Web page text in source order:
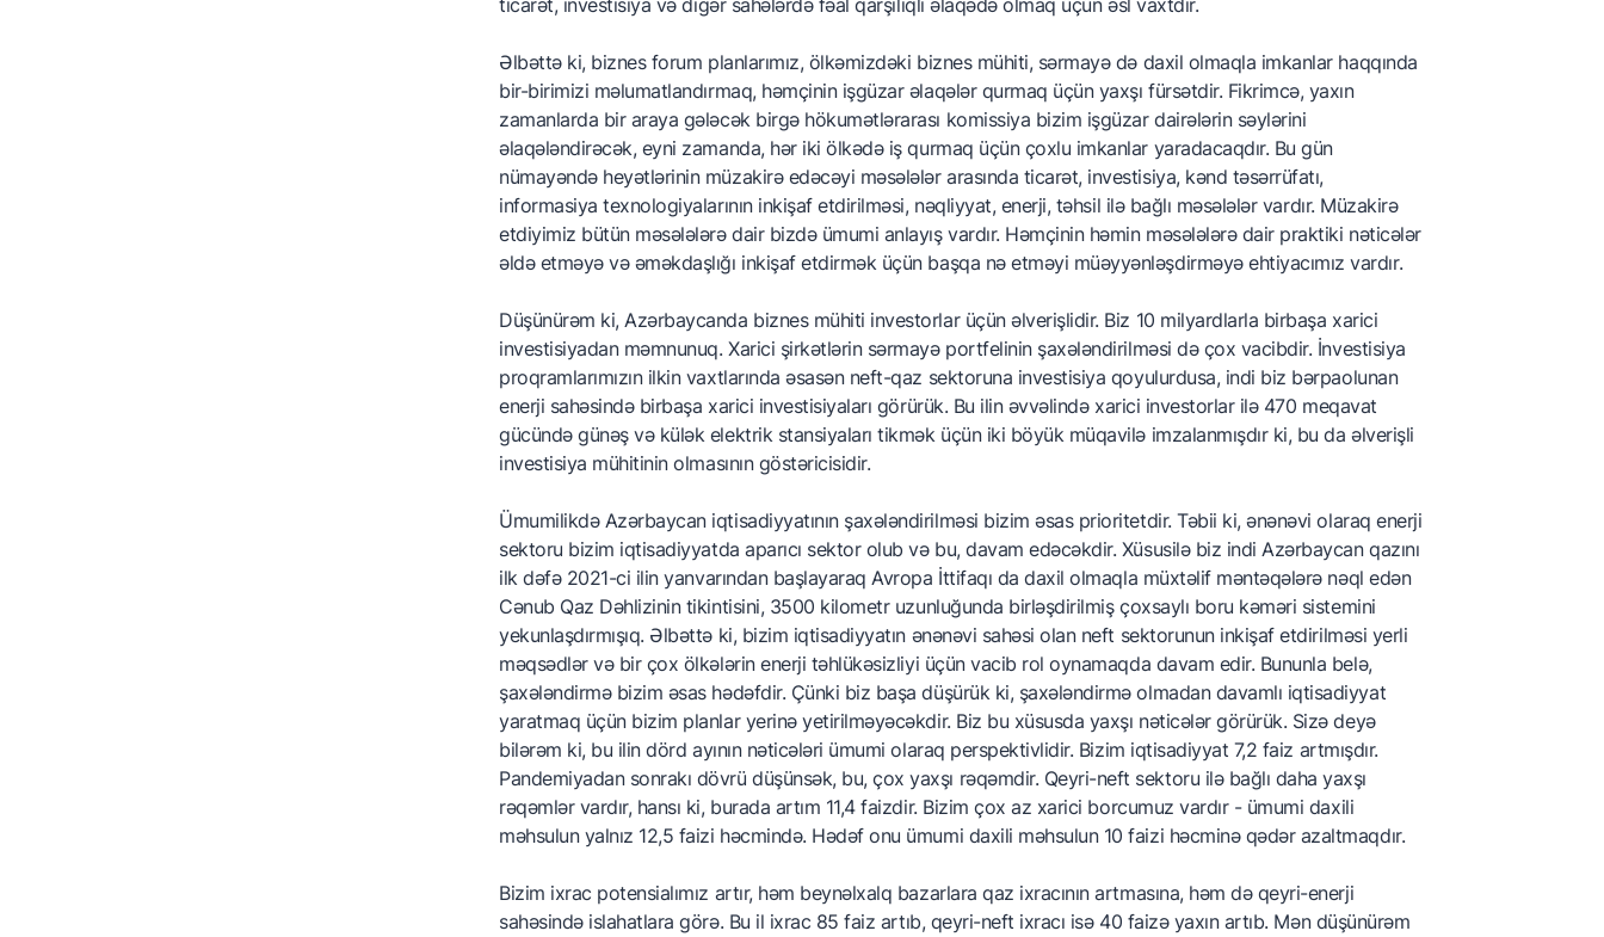
ticarət, investisiya və digər sahələrdə fəal qarşılıqlı əlaqədə olmaq üçün əsl vaxtdır.
Əlbəttə ki, biznes forum planlarımız, ölkəmizdəki biznes mühiti, sərmayə də daxil olmaqla imkanlar haqqında
bir-birimizi məlumatlandırmaq, həmçinin işgüzar əlaqələr qurmaq üçün yaxşı fürsətdir. Fikrimcə, yaxın
zamanlarda bir araya gələcək birgə hökumətlərarası komissiya bizim işgüzar dairələrin səylərini
əlaqələndirəcək, eyni zamanda, hər iki ölkədə iş qurmaq üçün çoxlu imkanlar yaradacaqdır. Bu gün
nümayəndə heyətlərinin müzakirə edəcəyi məsələlər arasında ticarət, investisiya, kənd təsərrüfatı,
informasiya texnologiyalarının inkişaf etdirilməsi, nəqliyyat, enerji, təhsil ilə bağlı məsələlər vardır. Müzakirə
etdiyimiz bütün məsələlərə dair bizdə ümumi anlayış vardır. Həmçinin həmin məsələlərə dair praktiki nəticələr
əldə etməyə və əməkdaşlığı inkişaf etdirmək üçün başqa nə etməyi müəyyənləşdirməyə ehtiyacımız vardır.
Düşünürəm ki, Azərbaycanda biznes mühiti investorlar üçün əlverişlidir. Biz 10 milyardlarla birbaşa xarici
investisiyadan məmnunuq. Xarici şirkətlərin sərmayə portfelinin şaxələndirilməsi də çox vacibdir. İnvestisiya
proqramlarımızın ilkin vaxtlarında əsasən neft-qaz sektoruna investisiya qoyulurdusa, indi biz bərpaolunan
enerji sahəsində birbaşa xarici investisiyaları görürük. Bu ilin əvvəlində xarici investorlar ilə 470 meqavat
gücündə günəş və külək elektrik stansiyaları tikmək üçün iki böyük müqavilə imzalanmışdır ki, bu da əlverişli
investisiya mühitinin olmasının göstəricisidir.
Ümumilikdə Azərbaycan iqtisadiyyatının şaxələndirilməsi bizim əsas prioritetdir. Təbii ki, ənənəvi olaraq enerji
sektoru bizim iqtisadiyyatda aparıcı sektor olub və bu, davam edəcəkdir. Xüsusilə biz indi Azərbaycan qazını
ilk dəfə 2021-ci ilin yanvarından başlayaraq Avropa İttifaqı da daxil olmaqla müxtəlif məntəqələrə nəql edən
Cənub Qaz Dəhlizinin tikintisini, 3500 kilometr uzunluğunda birləşdirilmiş çoxsaylı boru kəməri sistemini
yekunlaşdırmışıq. Əlbəttə ki, bizim iqtisadiyyatın ənənəvi sahəsi olan neft sektorunun inkişaf etdirilməsi yerli
məqsədlər və bir çox ölkələrin enerji təhlükəsizliyi üçün vacib rol oynamaqda davam edir. Bununla belə,
şaxələndirmə bizim əsas hədəfdir. Çünki biz başa düşürük ki, şaxələndirmə olmadan davamlı iqtisadiyyat
yaratmaq üçün bizim planlar yerinə yetirilməyəcəkdir. Biz bu xüsusda yaxşı nəticələr görürük. Sizə deyə
bilərəm ki, bu ilin dörd ayının nəticələri ümumi olaraq perspektivlidir. Bizim iqtisadiyyat 7,2 faiz artmışdır.
Pandemiyadan sonrakı dövrü düşünsək, bu, çox yaxşı rəqəmdir. Qeyri-neft sektoru ilə bağlı daha yaxşı
rəqəmlər vardır, hansı ki, burada artım 11,4 faizdir. Bizim çox az xarici borcumuz vardır - ümumi daxili
məhsulun yalnız 12,5 faizi həcmində. Hədəf onu ümumi daxili məhsulun 10 faizi həcminə qədər azaltmaqdır.
Bizim ixrac potensialımız artır, həm beynəlxalq bazarlara qaz ixracının artmasına, həm də qeyri-enerji
sahəsində islahatlara görə. Bu il ixrac 85 faiz artıb, qeyri-neft ixracı isə 40 faizə yaxın artıb. Mən düşünürəm